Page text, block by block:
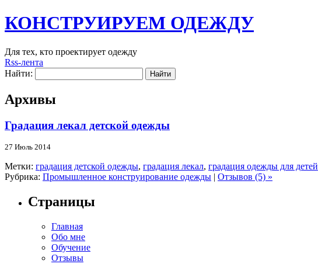
КОНСТРУИРУЕМ ОДЕЖДУ
Для тех, кто проектирует одежду
Rss-лента
Найти:
Архивы
Градация лекал детской одежды
27 Июль 2014
Метки: градация детской одежды, градация лекал, градация одежды для детей
Рубрика: Промышленное конструирование одежды | Отзывов (5) »
Страницы
Главная
Обо мне
Обучение
Отзывы